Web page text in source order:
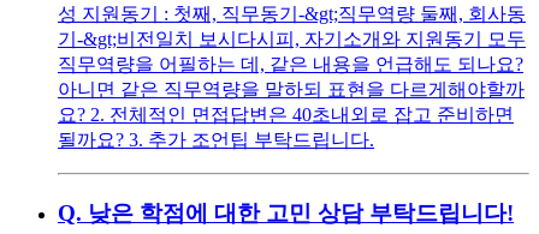
성 지원동기 : 첫째, 직무동기-&gt;직무역량 둘째, 회사동
기-&gt;비전일치 보시다시피, 자기소개와 지원동기 모두
직무역량을 어필하는 데, 같은 내용을 언급해도 되나요?
아니면 같은 직무역량을 말하되 표현을 다르게해야할까
요? 2. 전체적인 면접답변은 40초내외로 잡고 준비하면
될까요? 3. 추가 조언팁 부탁드립니다.
Q. 낮은 학점에 대한 고민 상담 부탁드립니다!